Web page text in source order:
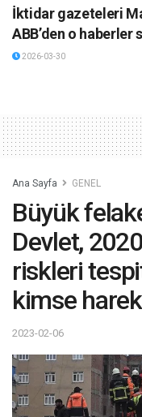
İktidar gazeteleri
ABB’den o haberler
2026-03-30
Ana Sayfa GENEL
Büyük
Devlet,
riskleri
kimse
2023-02-06